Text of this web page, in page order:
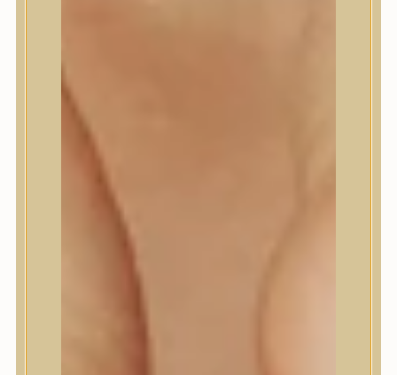
Skin&Lab
SKIN1004
Sungboon Editor
The Plant Base